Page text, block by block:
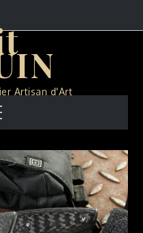
Artisan d'Art